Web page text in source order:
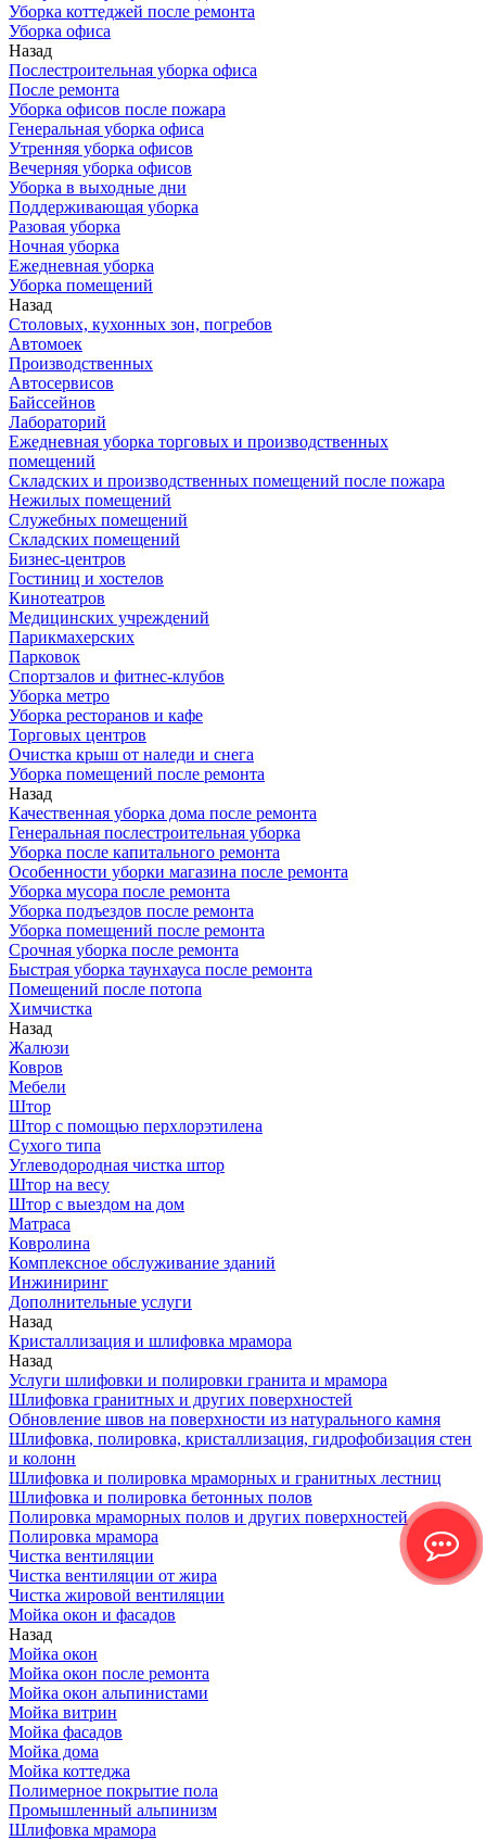
Уборка коттеджей после ремонта
Уборка офиса
Назад
Послестроительная уборка офиса
После ремонта
Уборка офисов после пожара
Генеральная уборка офиса
Утренняя уборка офисов
Вечерняя уборка офисов
Уборка в выходные дни
Поддерживающая уборка
Разовая уборка
Ночная уборка
Ежедневная уборка
Уборка помещений
Назад
Столовых, кухонных зон, погребов
Автомоек
Производственных
Автосервисов
Байссейнов
Лабораторий
Ежедневная уборка торговых и производственных
помещений
Складских и производственных помещений после пожара
Нежилых помещений
Служебных помещений
Складских помещений
Бизнес-центров
Гостиниц и хостелов
Кинотеатров
Медицинских учреждений
Парикмахерских
Парковок
Спортзалов и фитнес-клубов
Уборка метро
Уборка ресторанов и кафе
Торговых центров
Очистка крыш от наледи и снега
Уборка помещений после ремонта
Назад
Качественная уборка дома после ремонта
Генеральная послестроительная уборка
Уборка после капитального ремонта
Особенности уборки магазина после ремонта
Уборка мусора после ремонта
Уборка подъездов после ремонта
Уборка помещений после ремонта
Срочная уборка после ремонта
Быстрая уборка таунхауса после ремонта
Помещений после потопа
Химчистка
Назад
Жалюзи
Ковров
Мебели
Штор
Штор с помощью перхлорэтилена
Сухого типа
Углеводородная чистка штор
Штор на весу
Штор с выездом на дом
Матраса
Ковролина
Комплексное обслуживание зданий
Инжиниринг
Дополнительные услуги
Назад
Кристаллизация и шлифовка мрамора
Назад
Услуги шлифовки и полировки гранита и мрамора
Шлифовка гранитных и других поверхностей
Обновление швов на поверхности из натурального камня
Шлифовка, полировка, кристаллизация, гидрофобизация стен
и колонн
Шлифовка и полировка мраморных и гранитных лестниц
Шлифовка и полировка бетонных полов
Полировка мраморных полов и других поверхностей
Полировка мрамора
Чистка вентиляции
Чистка вентиляции от жира
Чистка жировой вентиляции
Мойка окон и фасадов
Назад
Мойка окон
Мойка окон после ремонта
Мойка окон альпинистами
Мойка витрин
Мойка фасадов
Мойка дома
Мойка коттеджа
Полимерное покрытие пола
Промышленный альпинизм
Шлифовка мрамора